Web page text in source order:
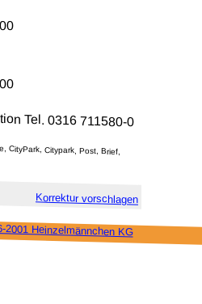
Tel. 0316 711580-0
CityPark, Citypark, Post, Brief,
Korrektur vor­schlagen
2001 Heinzel­männchen KG